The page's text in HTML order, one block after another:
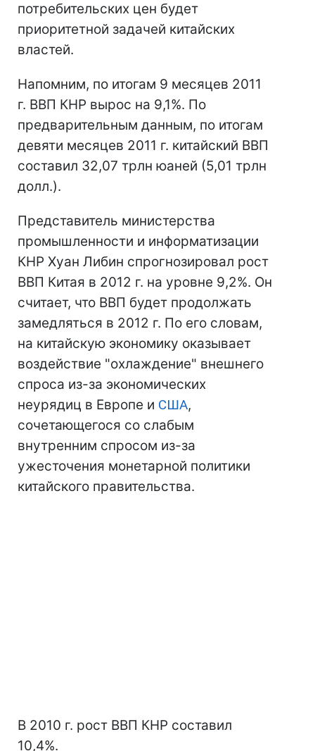
потребительских цен будет
приоритетной задачей китайских
властей.
Напомним, по итогам 9 месяцев 2011
г. ВВП КНР вырос на 9,1%. По
предварительным данным, по итогам
девяти месяцев 2011 г. китайский ВВП
составил 32,07 трлн юаней (5,01 трлн
долл.).
Представитель министерства
промышленности и информатизации
КНР Хуан Либин спрогнозировал рост
ВВП Китая в 2012 г. на уровне 9,2%. Он
считает, что ВВП будет продолжать
замедляться в 2012 г. По его словам,
на китайскую экономику оказывает
воздействие "охлаждение" внешнего
спроса из-за экономических
неурядиц в Европе и США,
сочетающегося со слабым
внутренним спросом из-за
ужесточения монетарной политики
китайского правительства.
В 2010 г. рост ВВП КНР составил
10,4%.